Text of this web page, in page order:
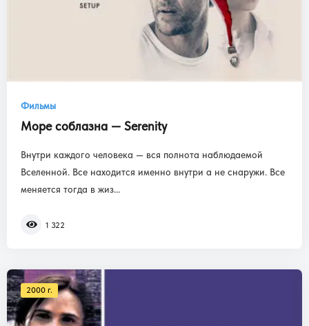
Фильмы
Море соблазна — Serenity
Внутри каждого человека — вся полнота наблюдаемой
Вселенной. Все находится именно внутри а не снаружи. Все
меняется тогда в жиз...
1 322
2000 г.